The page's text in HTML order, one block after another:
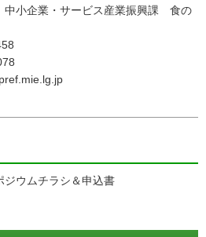
業・サービス産業振興課 食の
ジウムチラシ＆申込書